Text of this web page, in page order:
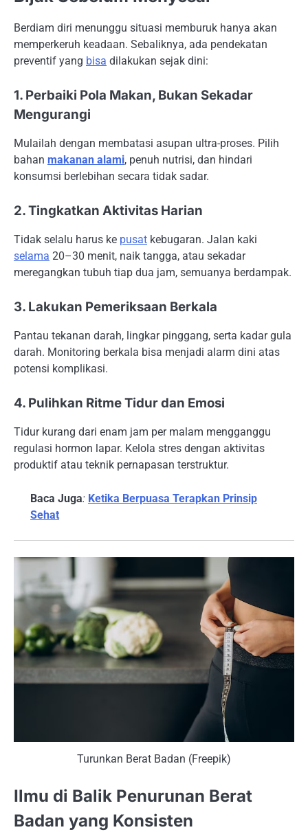
Berdiam diri menunggu situasi memburuk hanya akan
memperkeruh keadaan. Sebaliknya, ada pendekatan
preventif yang bisa dilakukan sejak dini:
1. Perbaiki Pola Makan, Bukan Sekadar
Mengurangi
Mulailah dengan membatasi asupan ultra-proses. Pilih
bahan makanan alami, penuh nutrisi, dan hindari
konsumsi berlebihan secara tidak sadar.
2. Tingkatkan Aktivitas Harian
Tidak selalu harus ke pusat kebugaran. Jalan kaki
selama 20–30 menit, naik tangga, atau sekadar
meregangkan tubuh tiap dua jam, semuanya berdampak.
3. Lakukan Pemeriksaan Berkala
Pantau tekanan darah, lingkar pinggang, serta kadar gula
darah. Monitoring berkala bisa menjadi alarm dini atas
potensi komplikasi.
4. Pulihkan Ritme Tidur dan Emosi
Tidur kurang dari enam jam per malam mengganggu
regulasi hormon lapar. Kelola stres dengan aktivitas
produktif atau teknik pernapasan terstruktur.
Baca Juga: Ketika Berpuasa Terapkan Prinsip
Sehat
Turunkan Berat Badan (Freepik)
Ilmu di Balik Penurunan Berat
Badan yang Konsisten